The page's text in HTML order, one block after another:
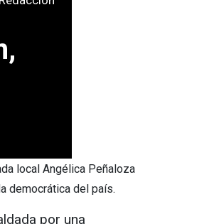
local Angélica Peñaloza
democrática del país.
por una